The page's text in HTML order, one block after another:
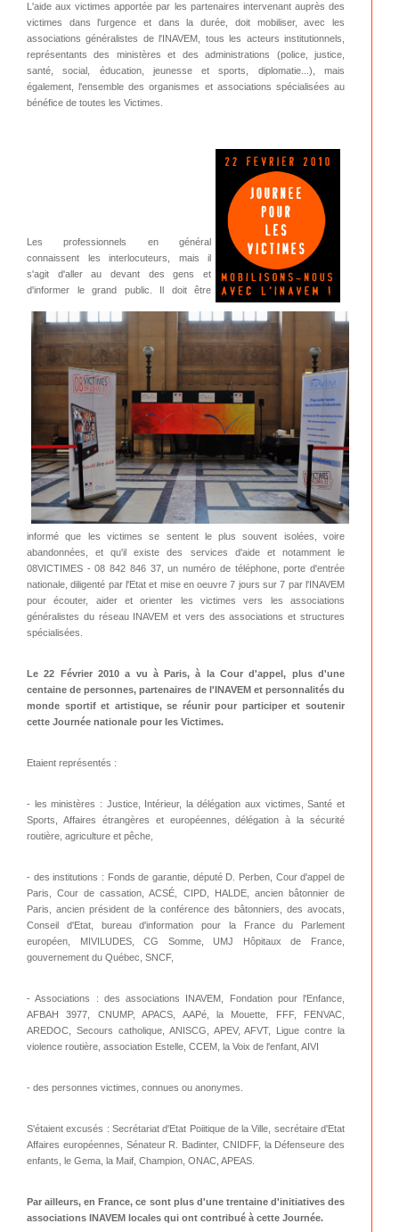
L'aide aux victimes apportée par les partenaires intervenant auprès des
victimes dans l'urgence et dans la durée, doit mobiliser, avec les
associations généralistes de l'INAVEM, tous les acteurs institutionnels,
représentants des ministères et des administrations (police, justice,
santé, social, éducation, jeunesse et sports, diplomatie...), mais
également, l'ensemble des organismes et associations spécialisées au
bénéfice de toutes les Victimes.
Les professionnels en général
connaissent les interlocuteurs, mais il
s'agit d'aller au devant des gens et
d'informer le grand public. Il doit être
informé que les victimes se sentent le plus souvent isolées, voire
abandonnées, et qu'il existe des services d'aide et notamment le
08VICTIMES - 08 842 846 37, un numéro de téléphone, porte d'entrée
nationale, diligenté par l'Etat et mise en oeuvre 7 jours sur 7 par l'INAVEM
pour écouter, aider et orienter les victimes vers les associations
généralistes du réseau INAVEM et vers des associations et structures
spécialisées.
Le 22 Février 2010 a vu à Paris, à la Cour d'appel, plus d'une
centaine de personnes, partenaires de l'INAVEM et personnalités du
monde sportif et artistique, se réunir pour participer et soutenir
cette Journée nationale pour les Victimes.
Etaient représentés :
- les ministères : Justice, Intérieur, la délégation aux victimes, Santé et
Sports, Affaires étrangères et européennes, délégation à la sécurité
routière, agriculture et pêche,
- des institutions : Fonds de garantie, député D. Perben, Cour d'appel de
Paris, Cour de cassation, ACSÉ, CIPD, HALDE, ancien bâtonnier de
Paris, ancien président de la conférence des bâtonniers, des avocats,
Conseil d'Etat, bureau d'information pour la France du Parlement
européen, MIVILUDES, CG Somme, UMJ Hôpitaux de France,
gouvernement du Québec, SNCF,
- Associations : des associations INAVEM, Fondation pour l'Enfance,
AFBAH 3977, CNUMP, APACS, AAPé, la Mouette, FFF, FENVAC,
AREDOC, Secours catholique, ANISCG, APEV, AFVT, Ligue contre la
violence routière, association Estelle, CCEM, la Voix de l'enfant, AIVI
- des personnes victimes, connues ou anonymes.
S'étaient excusés : Secrétariat d'Etat Poiitique de la Ville, secrétaire d'Etat
Affaires européennes, Sénateur R. Badinter, CNIDFF, la Défenseure des
enfants, le Gema, la Maif, Champion, ONAC, APEAS.
Par ailleurs, en France, ce sont plus d'une trentaine d'initiatives des
associations INAVEM locales qui ont contribué à cette Journée.